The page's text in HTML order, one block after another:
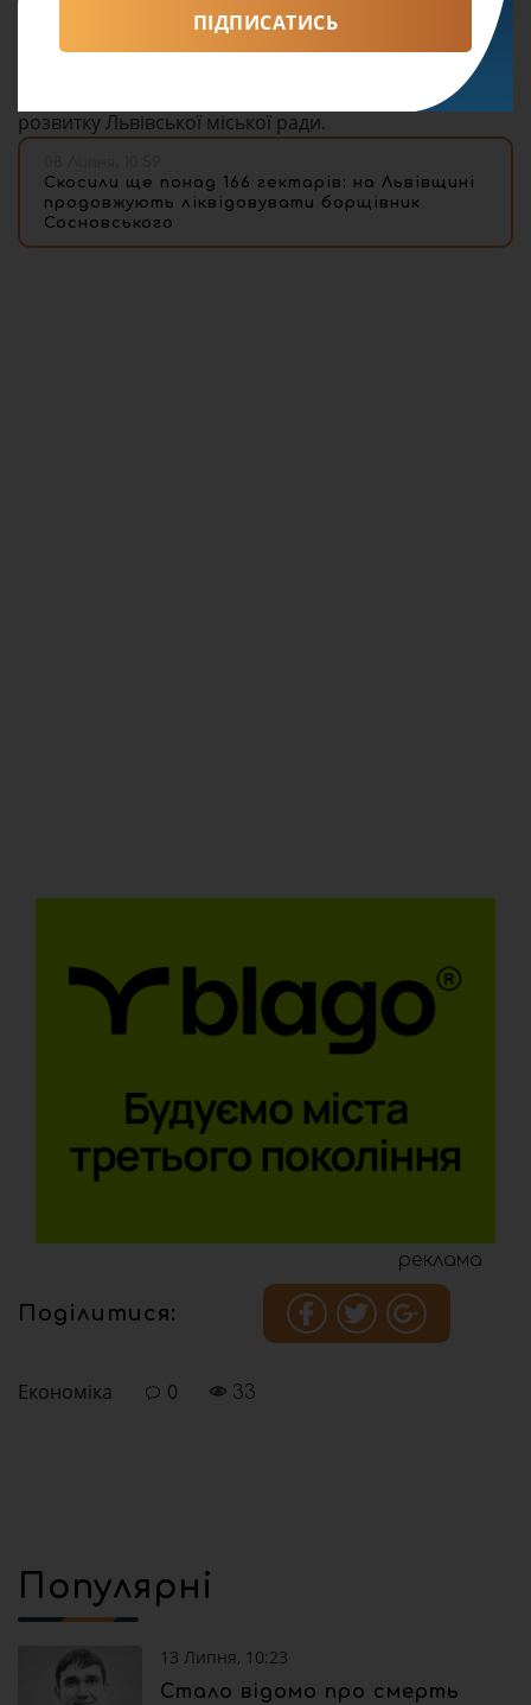
Додамо, Резиденцію ідей організовують Школа
UNBROKEN спільно з департаментом економічного
розвитку Львівської міської ради.
Скосили ще понад 166 гектарів: на Львівщині
продовжують ліквідовувати борщівник
Сосновського
реклама
Поділитися:
Економіка 0 33
Популярні
13 Липня, 10:23
Стало відомо про смерть
ПІДПИСАТИСЬ